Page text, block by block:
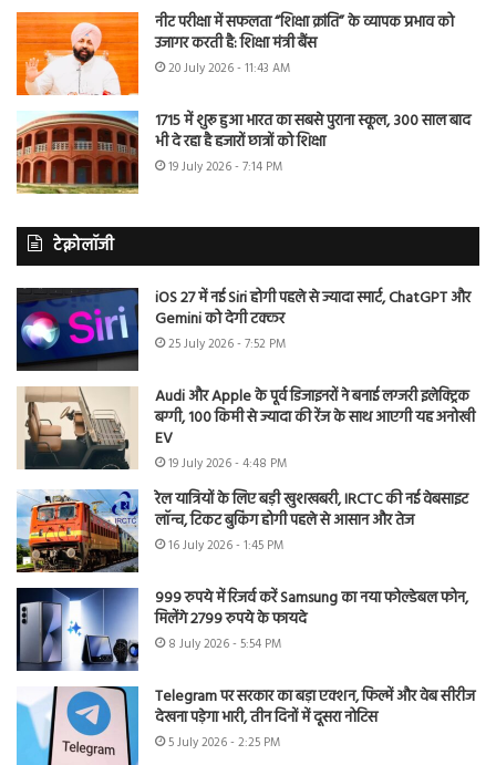
नीट परीक्षा में सफलता “शिक्षा क्रांति” के व्यापक प्रभाव को
उजागर करती है: शिक्षा मंत्री बैंस
20 July 2026 - 11:43 AM
1715 में शुरू हुआ भारत का सबसे पुराना स्कूल, 300 साल बाद
भी दे रहा है हजारों छात्रों को शिक्षा
19 July 2026 - 7:14 PM
टेक्नोलॉजी
iOS 27 में नई Siri होगी पहले से ज्यादा स्मार्ट, ChatGPT और
Gemini को देगी टक्कर
25 July 2026 - 7:52 PM
Audi और Apple के पूर्व डिजाइनरों ने बनाई लग्जरी इलेक्ट्रिक
बग्गी, 100 किमी से ज्यादा की रेंज के साथ आएगी यह अनोखी
EV
19 July 2026 - 4:48 PM
रेल यात्रियों के लिए बड़ी खुशखबरी, IRCTC की नई वेबसाइट
लॉन्च, टिकट बुकिंग होगी पहले से आसान और तेज
16 July 2026 - 1:45 PM
999 रुपये में रिजर्व करें Samsung का नया फोल्डेबल फोन,
मिलेंगे 2799 रुपये के फायदे
8 July 2026 - 5:54 PM
Telegram पर सरकार का बड़ा एक्शन, फिल्में और वेब सीरीज
देखना पड़ेगा भारी, तीन दिनों में दूसरा नोटिस
5 July 2026 - 2:25 PM